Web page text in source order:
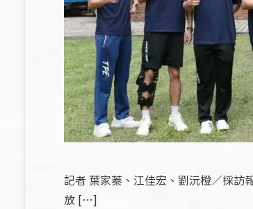
記者 葉家蓁、江佳宏、劉沅橙／採訪
放 […]